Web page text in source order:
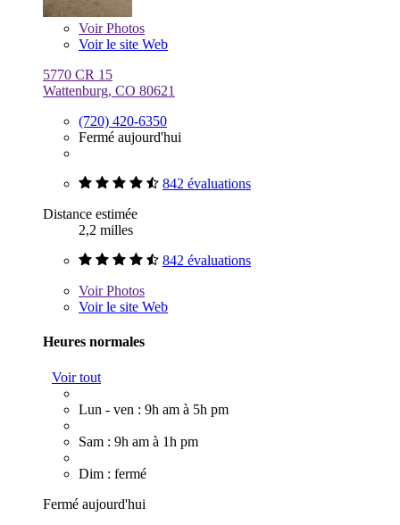
VoirPhotos
Voir le site Web
5770 CR 15
Wattenburg, CO 80621
(720) 420-6350
Fermé aujourd'hui
842 évaluations
Distance estimée
2,2 milles
842 évaluations
VoirPhotos
Voir le site Web
Heures normales
Voir tout
Lun - ven : 9h am à 5h pm
Sam : 9h am à 1h pm
Dim : fermé
Fermé aujourd'hui